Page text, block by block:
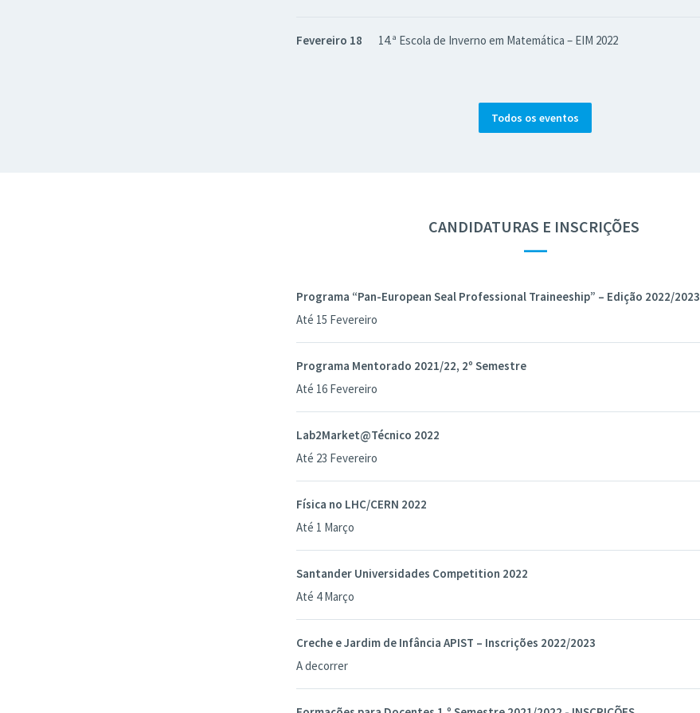
Fevereiro 18 14.ª Escola de Inverno em Matemática – EIM 2022
Todos os eventos
CANDIDATURAS E INSCRIÇÕES
—
Programa “Pan-European Seal Professional Traineeship” – Edição 2022/2023
Até 15 Fevereiro
Programa Mentorado 2021/22, 2º Semestre
Até 16 Fevereiro
Lab2Market@Técnico 2022
Até 23 Fevereiro
Física no LHC/CERN 2022
Até 1 Março
Santander Universidades Competition 2022
Até 4 Março
Creche e Jardim de Infância APIST – Inscrições 2022/2023
A decorrer